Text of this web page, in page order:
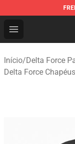
Open menu
Delta Force
Início/Delta Force
Delta Force